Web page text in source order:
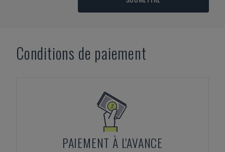
Conditions de paiement
PAIEMENT À L'AVANCE